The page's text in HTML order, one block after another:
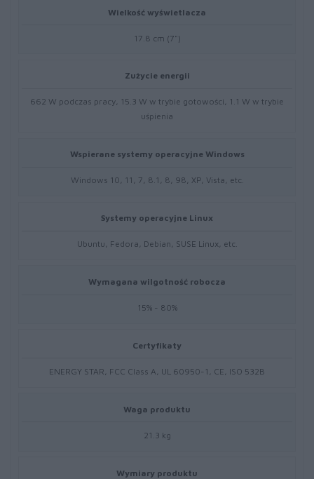
Wielkość wyświetlacza
17.8 cm (7")
Zużycie energii
662 W podczas pracy, 15.3 W w trybie gotowości, 1.1 W w trybie
uśpienia
Wspierane systemy operacyjne Windows
Windows 10, 11, 7, 8.1, 8, 98, XP, Vista, etc.
Systemy operacyjne Linux
Ubuntu, Fedora, Debian, SUSE Linux, etc.
Wymagana wilgotność robocza
15% - 80%
Certyfikaty
ENERGY STAR, FCC Class A, UL 60950-1, CE, ISO 532B
Waga produktu
21.3 kg
Wymiary produktu